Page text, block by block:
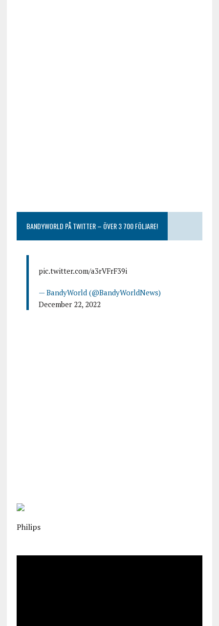
BANDYWORLD PÅ TWITTER – ÖVER 3 700 FÖLJARE!
pic.twitter.com/a3rVFrF39i
— BandyWorld (@BandyWorldNews)
December 22, 2022
Philips